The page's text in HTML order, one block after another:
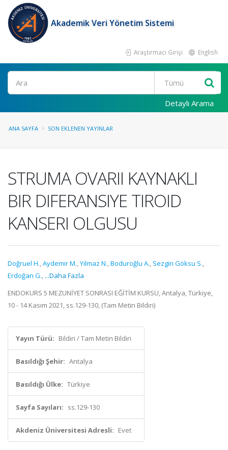
Akademik Veri Yönetim Sistemi
Araştırmacı Girişi English
Ara
Detaylı Arama
ANA SAYFA SON EKLENEN YAYINLAR
STRUMA OVARII KAYNAKLI
BIR DIFERANSIYE TIROID
KANSERI OLGUSU
Doğruel H.,Aydemir M.,Yılmaz N.,Boduroğlu A., Sezgin Göksu S.,
Erdoğan G., ...Daha Fazla
ENDOKURS 5 MEZUNİYET SONRASI EĞİTİM KURSU, Antalya, Türkiye,
10 - 14 Kasım 2021, ss.129-130, (Tam Metin Bildiri)
Yayın Türü: Bildiri / Tam Metin Bildiri
Basıldığı Şehir: Antalya
Basıldığı Ülke: Türkiye
Sayfa Sayıları: ss.129-130
Akdeniz Üniversitesi Adresli: Evet